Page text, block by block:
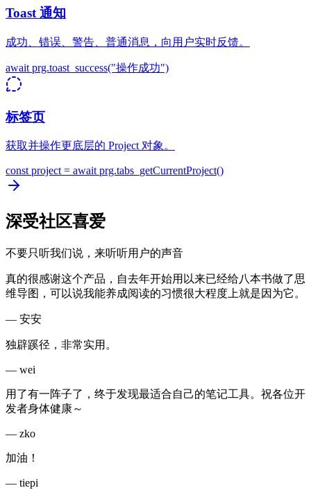
Toast 通知
成功、错误、警告、普通消息，向用户实时反馈。
await prg.toast_success("操作成功")
标签页
获取并操作更底层的 Project 对象。
const project = await prg.tabs_getCurrentProject()
深受社区喜爱
不要只听我们说，来听听用户的声音
真的很感谢这个产品，自去年开始用以来已经给八本书做了思
维导图，可以说我能养成阅读的习惯很大程度上就是因为它。
— 安安
独辟蹊径，非常实用。
— wei
用了有一阵子了，终于发现最适合自己的笔记工具。祝各位开
发者身体健康～
— zko
加油！
— tiepi